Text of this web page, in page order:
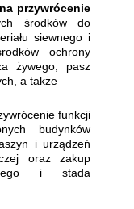
przywrócenie
środków do
siewnego i
ochrony
żywego, pasz
a także
funkcji
budynków
i urządzeń
oraz zakup
i stada